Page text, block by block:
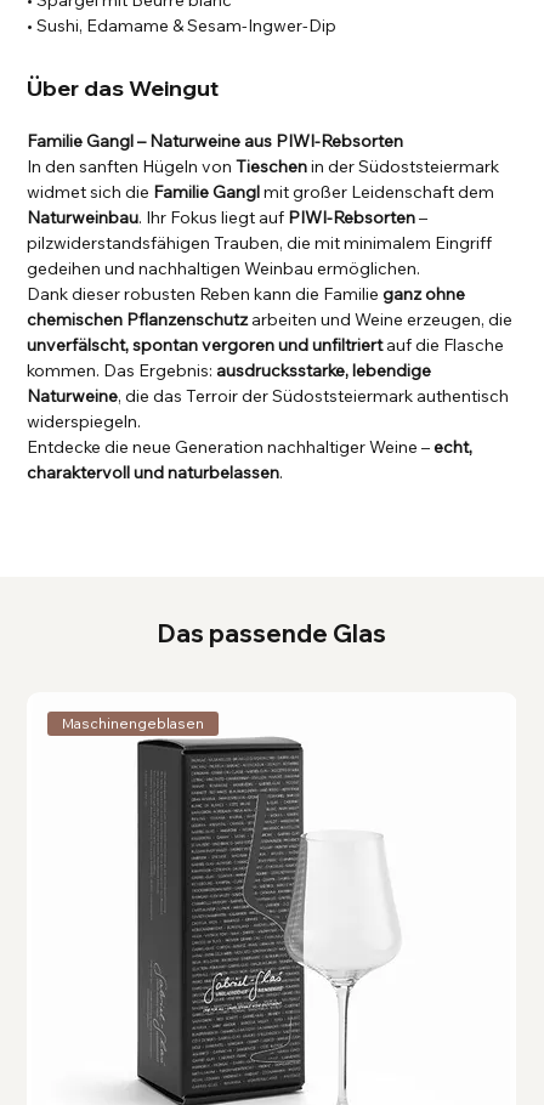
Das passende Glas
Maschinengeblasen
• Sushi, Edamame & Sesam-Ingwer-Dip
Über das Weingut
Familie Gangl – Naturweine aus PIWI-Rebsorten
In den sanften Hügeln vonTieschenin der Südoststeiermark
widmet sich die Familie Ganglmit großer Leidenschaft dem
Naturweinbau. Ihr Fokus liegt auf PIWI-Rebsorten–
pilzwiderstandsfähigen Trauben, die mit minimalem Eingriff
gedeihen und nachhaltigen Weinbau ermöglichen.
Dank dieser robusten Reben kann die Familieganz ohne
chemischen Pflanzenschutzarbeiten und Weine erzeugen, die
unverfälscht, spontan vergoren und unfiltriertauf die Flasche
kommen. Das Ergebnis: ausdrucksstarke, lebendige
Naturweine, die das Terroir der Südoststeiermark authentisch
widerspiegeln.
Entdecke die neue Generation nachhaltiger Weine –echt,
charaktervoll und naturbelassen.